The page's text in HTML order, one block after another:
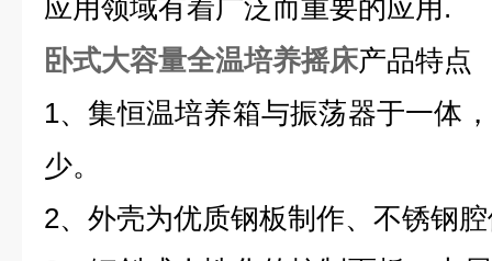
应用领域有着广泛而重要的应用.
卧式大容量全温培养摇床产品特点
1、集恒温培养箱与振荡器于一体
少。
2、外壳为优质钢板制作、不锈钢